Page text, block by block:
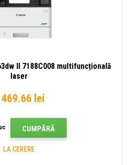
II 7188C008 multifuncțională
laser
lei
CUMPĂRĂ
LA CERERE